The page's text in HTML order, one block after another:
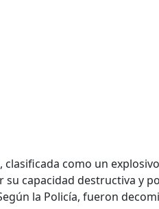
como un
capacidad destructiva y
la Policía, fueron